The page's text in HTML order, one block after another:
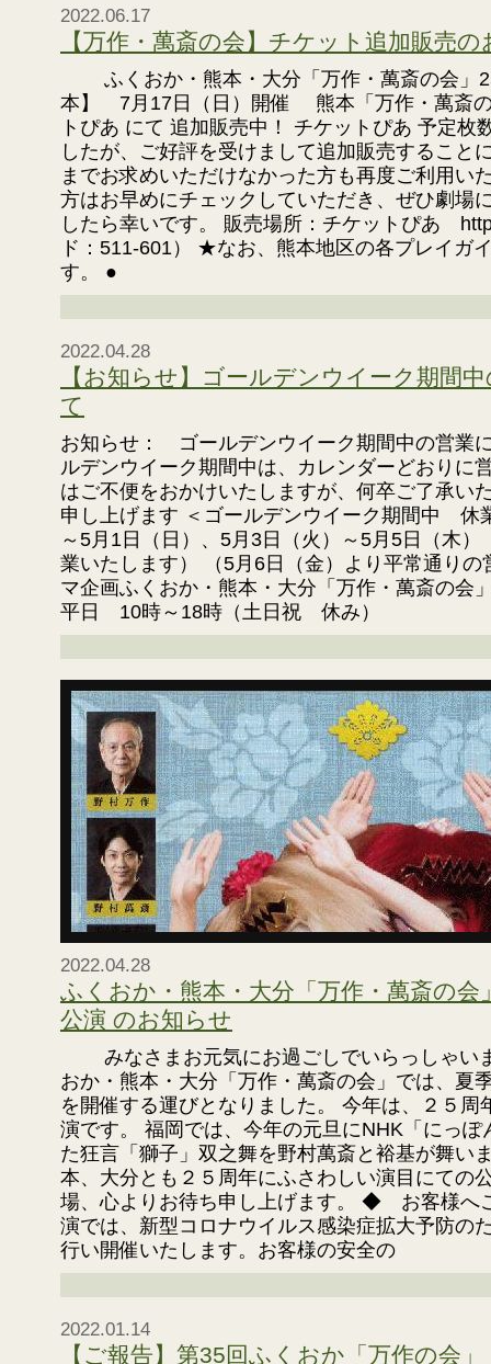
2022.06.17
【万作・萬斎の会】チケット追加販売
ふくおか・熊本・大分「万作・萬斎の会」
本】 7月17日（日）開催 熊本「万作・萬斎の
トぴあ にて 追加販売中！ チケットぴあ 予定枚
したが、ご好評を受けまして追加販売すること
までお求めいただけなかった方も再度ご利用い
方はお早めにチェックしていただき、ぜひ劇場
したら幸いです。 販売場所：チケットぴあ
ド：511-601） ★なお、熊本地区の各プレイガ
す。 ●
2022.04.28
【お知らせ】ゴールデンウイーク期間
て
お知らせ： ゴールデンウイーク期間中の営
ルデンウイーク期間中は、カレンダーどおりに
はご不便をおかけいたしますが、何卒ご了承い
申し上げます ＜ゴールデンウイーク期間中 休
～5月1日（日）、5月3日（火）～5月5日（木）
業いたします） （5月6日（金）より平常通
マ企画ふくおか・熊本・大分「万作・萬斎の
平日 10時～18時（土日祝 休み）
2022.04.28
ふくおか・熊本・大分「万作・萬斎の
公演 のお知らせ
みなさまお元気にお過ごしでいらっしゃい
おか・熊本・大分「万作・萬斎の会」では、夏
を開催する運びとなりました。 今年は、２５周
演です。 福岡では、今年の元旦にNHK「にっぽ
た狂言「獅子」双之舞を野村萬斎と裕基が舞い
本、大分とも２５周年にふさわしい演目にての
場、心よりお待ち申し上げます。 ◆ お客様
演では、新型コロナウイルス感染症拡大予防の
行い開催いたします。お客様の安全の
2022.01.14
【ご報告】第35回ふくおか「万作の会